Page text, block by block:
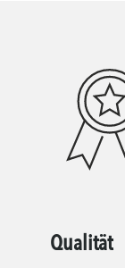
Qualität